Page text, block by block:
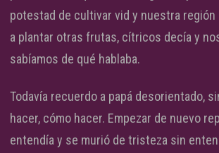
potestad de cultivar vid y nuestra región
a plantar otras frutas, cítricos decía y
sabíamos de qué hablaba.
Todavía recuerdo a papá desorientado,
hacer, cómo hacer. Empezar de nuevo
entendía y se murió de tristeza sin